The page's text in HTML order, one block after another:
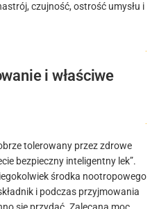
czujność, ostrość umysłu i
.
i właściwe
.
tolerowany przez zdrowe
bezpieczny inteligentny lek”.
środka nootropowego
i podczas przyjmowania
się przydać. Zalecana moc